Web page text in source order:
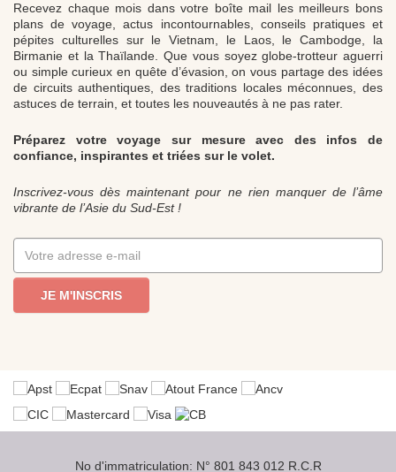
Recevez chaque mois dans votre boîte mail les meilleurs bons
plans de voyage, actus incontournables, conseils pratiques et
pépites culturelles sur le Vietnam, le Laos, le Cambodge, la
Birmanie et la Thaïlande. Que vous soyez globe-trotteur aguerri
ou simple curieux en quête d’évasion, on vous partage des idées
de circuits authentiques, des traditions locales méconnues, des
astuces de terrain, et toutes les nouveautés à ne pas rater.
Préparez votre voyage sur mesure avec des infos de
confiance, inspirantes et triées sur le volet.
Inscrivez-vous dès maintenant pour ne rien manquer de l’âme
vibrante de l’Asie du Sud-Est !
JE M'INSCRIS
No d'immatriculation: N° 801 843 012 R.C.R